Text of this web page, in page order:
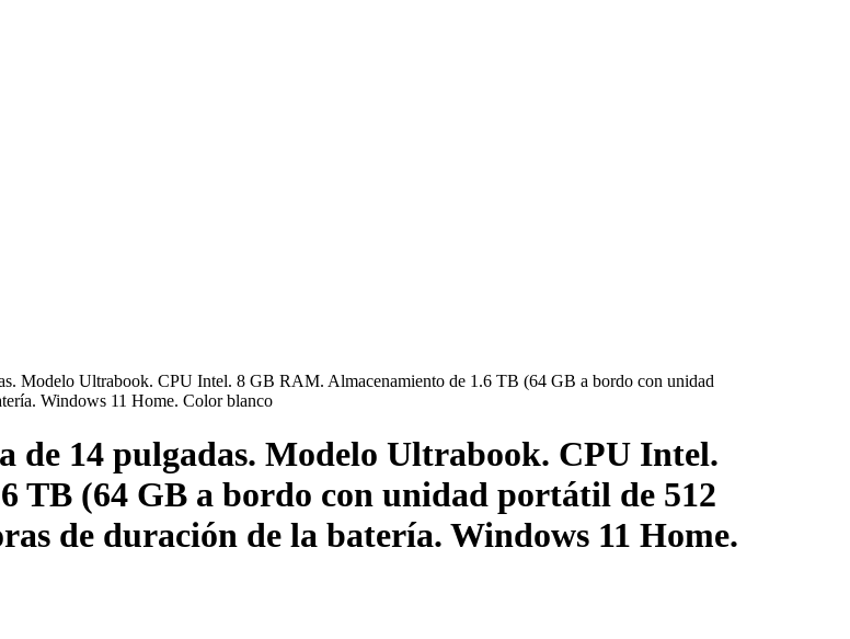
Modelo Ultrabook. CPU Intel. 8 GB RAM. Almacenamiento de 1.6 TB (64 GB a bordo con unidad
Windows 11 Home. Color blanco
14 pulgadas. Modelo Ultrabook. CPU Intel.
TB (64 GB a bordo con unidad portátil de 512
de duración de la batería. Windows 11 Home.